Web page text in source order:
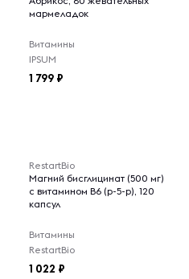
мармеладок
Витамины
IPSUM
1 799
RestartBio
Магний бисглицинат (500 мг)
с витамином В6 (р-5-р), 120
капсул
Витамины
RestartBio
1 022